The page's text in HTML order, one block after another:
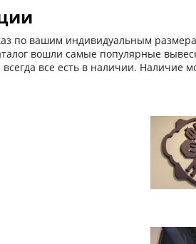
по вашим индивидуальным
вошли самые популярные
все есть в наличии. Наличие